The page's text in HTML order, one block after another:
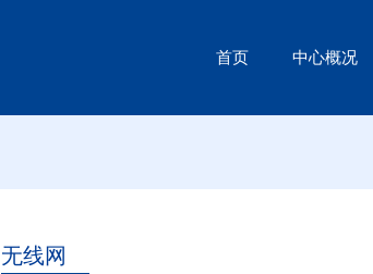
首页 中心概况
无线网